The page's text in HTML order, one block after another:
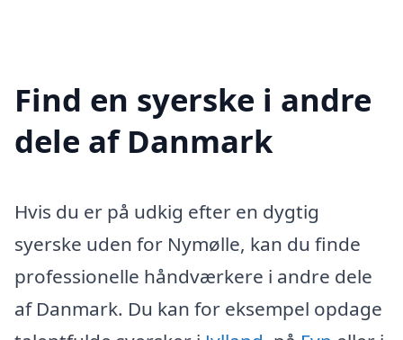
Find en syerske i andre
dele af Danmark
Hvis du er på udkig efter en dygtig
syerske uden for Nymølle, kan du finde
professionelle håndværkere i andre dele
af Danmark. Du kan for eksempel opdage